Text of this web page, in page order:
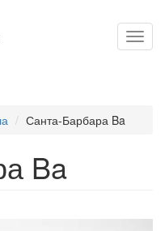
Санта-Барбара Ba
Ba